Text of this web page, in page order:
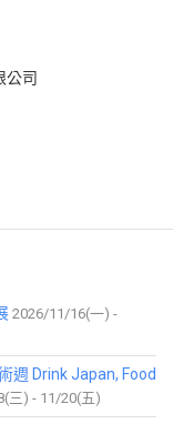
公司
2026/11/16(一) -
週 Drink Japan, Food
三) - 11/20(五)